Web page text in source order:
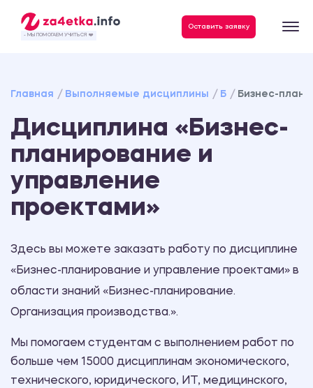
- МЫ ПОМОГАЕМ УЧИТЬСЯ ❤️
Оставить заявку
Главная Выполняемые дисциплины Б Бизнес-
Дисциплина «Бизнес-
планирование и
управление
проектами»
Здесь вы можете заказать работу по дисциплине
«Бизнес-планирование и управление проектами» в
области знаний «Бизнес-планирование.
Организация производства.».
Мы помогаем студентам с выполнением работ по
больше чем 15000 дисциплинам экономического,
технического, юридического, ИТ, медицинского,